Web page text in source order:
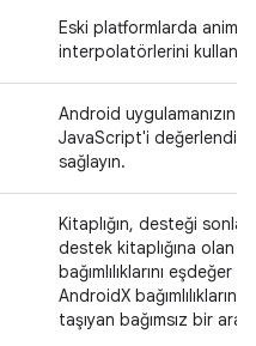
Eski platformlarda
interpolatörlerini kullanın.
Android uygulamanızın
JavaScript'i
sağlayın.
Kitaplığın, desteği
destek kitaplığına olan
bağımlılıklarını eşdeğer
AndroidX bağımlılıklarına
taşıyan bağımsız bir araç.